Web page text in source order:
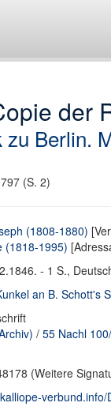
der
Berlin.
(S. 2)
(1808-1880)
(1818-1995)
- 1 S.,
an B. Schott's
/ 55 Nachl
(Weitere